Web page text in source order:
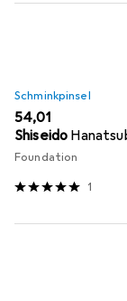
Schminkpinsel
EUR
54,01
Shiseido
Foundation
1